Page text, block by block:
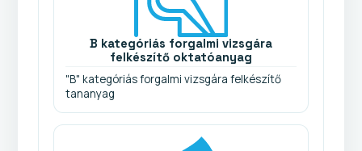
B kategóriás forgalmi vizsgára
felkészítő oktatóanyag
"B" kategóriás forgalmi vizsgára felkészítő
tananyag